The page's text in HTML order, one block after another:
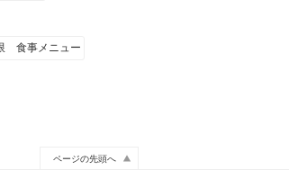
食事メニュー
ページの先頭へ